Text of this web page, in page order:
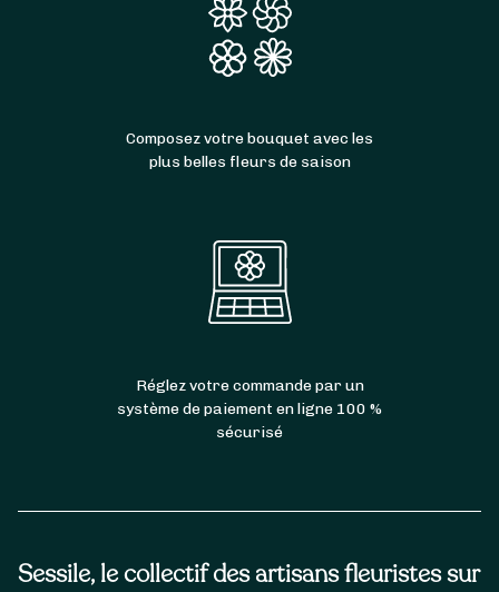
Sessile, le collectif des artisans fleuristes sur
Composez votre bouquet avec les
plus belles fleurs de saison
Réglez votre commande par un
système de paiement en ligne 100 %
sécurisé